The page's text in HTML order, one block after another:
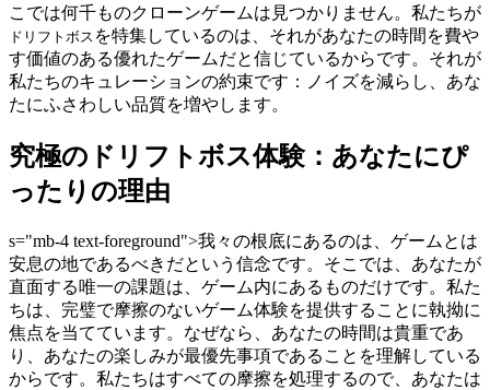
こでは何千ものクローンゲームは見つかりません。私たちが
ドリフトボス を特集しているのは、それがあなたの時間を費や
す価値のある優れたゲームだと信じているからです。それが
私たちのキュレーションの約束です：ノイズを減らし、あな
たにふさわしい品質を増やします。
究極のドリフトボス体験：あなたにぴ
ったりの理由
s="mb-4 text-foreground">我々の根底にあるのは、ゲームとは
安息の地であるべきだという信念です。そこでは、あなたが
直面する唯一の課題は、ゲーム内にあるものだけです。私た
ちは、完璧で摩擦のないゲーム体験を提供することに執拗に
焦点を当てています。なぜなら、あなたの時間は貴重であ
り、あなたの楽しみが最優先事項であることを理解している
からです。私たちはすべての摩擦を処理するので、あなたは